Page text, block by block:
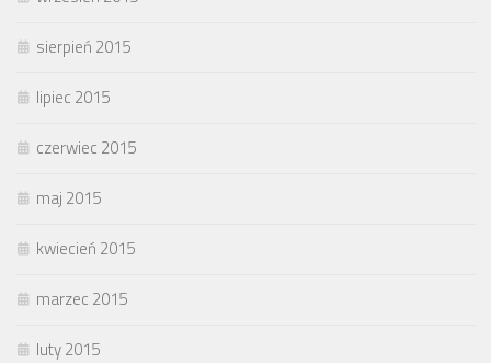
sierpień 2015
lipiec 2015
czerwiec 2015
maj 2015
kwiecień 2015
marzec 2015
luty 2015